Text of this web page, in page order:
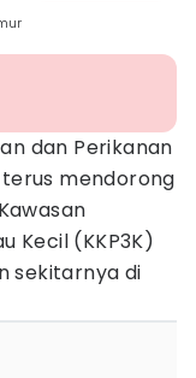
dan Perikanan
terus mendorong
Kecil (KKP3K)
sekitarnya di